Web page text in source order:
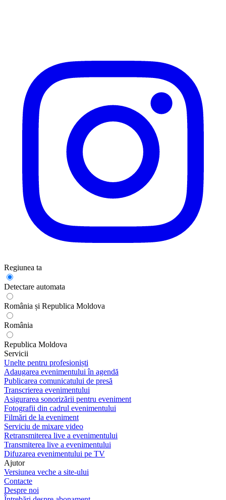
Regiunea ta
Detectare automata
România și Republica Moldova
România
Republica Moldova
Servicii
Unelte pentru profesioniști
Adaugarea evenimentului în agendă
Publicarea comunicatului de presă
Transcrierea evenimentului
Asigurarea sonorizării pentru eveniment
Fotografii din cadrul evenimentului
Filmări de la eveniment
Serviciu de mixare video
Retransmiterea live a evenimentului
Transmiterea live a evenimentului
Difuzarea evenimentului pe TV
Ajutor
Versiunea veche a site-ului
Contacte
Despre noi